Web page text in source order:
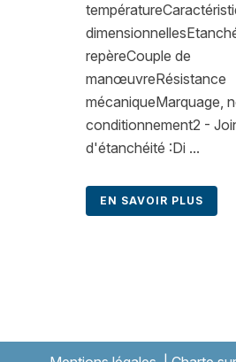
repèreCouple de
manœuvreRésistance
mécaniqueMarquage,
conditionnement2 -
d'étanchéité :Di ...
EN SAVOIR PLUS